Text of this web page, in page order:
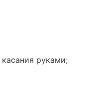
руками;